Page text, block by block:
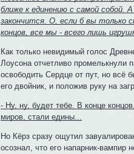
ближе к единению с самой собой.
закончится. О, если б вы только
концов, все мы - всего лишь
Как только невидимый голос
Лоусона отчетливо промелькнули
освободить Сердце от пут, но всё
его двойник, и положив руку на
- Ну, ну, будет тебе. В конце
миров, стали едины...
Но Кёрз сразу ощутил
осознал, что его напарник-вампир